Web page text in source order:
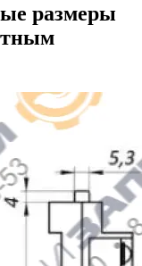
размеры